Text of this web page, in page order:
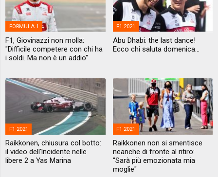
FORMULA 1
F1, Giovinazzi non molla:
"Difficile competere con chi ha
i soldi. Ma non è un addio"
F1 2021
Abu Dhabi: the last dance!
Ecco chi saluta domenica...
F1 2021
Raikkonen, chiusura col botto:
il video dell'ìncidente nelle
libere 2 a Yas Marina
F1 2021
Raikkonen non si smentisce
neanche di fronte al ritiro:
"Sarà più emozionata mia
moglie"